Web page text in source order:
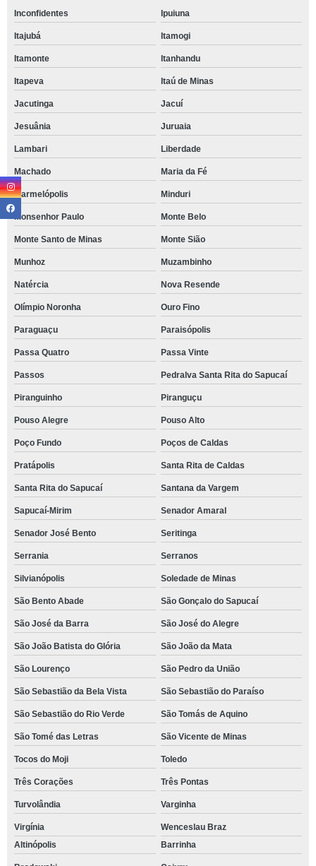
Inconfidentes Ipuiuna
Itajubá Itamogi
Itamonte Itanhandu
Itapeva Itaú de Minas
Jacutinga Jacuí
Jesuânia Juruaia
Lambari Liberdade
Machado Maria da Fé
Marmelópolis Minduri
Monsenhor Paulo Monte Belo
Monte Santo de Minas Monte Sião
Munhoz Muzambinho
Natércia Nova Resende
Olímpio Noronha Ouro Fino
Paraguaçu Paraisópolis
Passa Quatro Passa Vinte
Passos Pedralva Santa Rita do Sapucaí
Piranguinho Piranguçu
Pouso Alegre Pouso Alto
Poço Fundo Poços de Caldas
Pratápolis Santa Rita de Caldas
Santa Rita do Sapucaí Santana da Vargem
Sapucaí-Mirim Senador Amaral
Senador José Bento Seritinga
Serrania Serranos
Silvianópolis Soledade de Minas
São Bento Abade São Gonçalo do Sapucaí
São José da Barra São José do Alegre
São João Batista do Glória São João da Mata
São Lourenço São Pedro da União
São Sebastião da Bela Vista São Sebastião do Paraíso
São Sebastião do Rio Verde São Tomás de Aquino
São Tomé das Letras São Vicente de Minas
Tocos do Moji Toledo
Três Corações Três Pontas
Turvolândia Varginha
Virgínia
Wenceslau Braz
Altinópolis
Barrinha